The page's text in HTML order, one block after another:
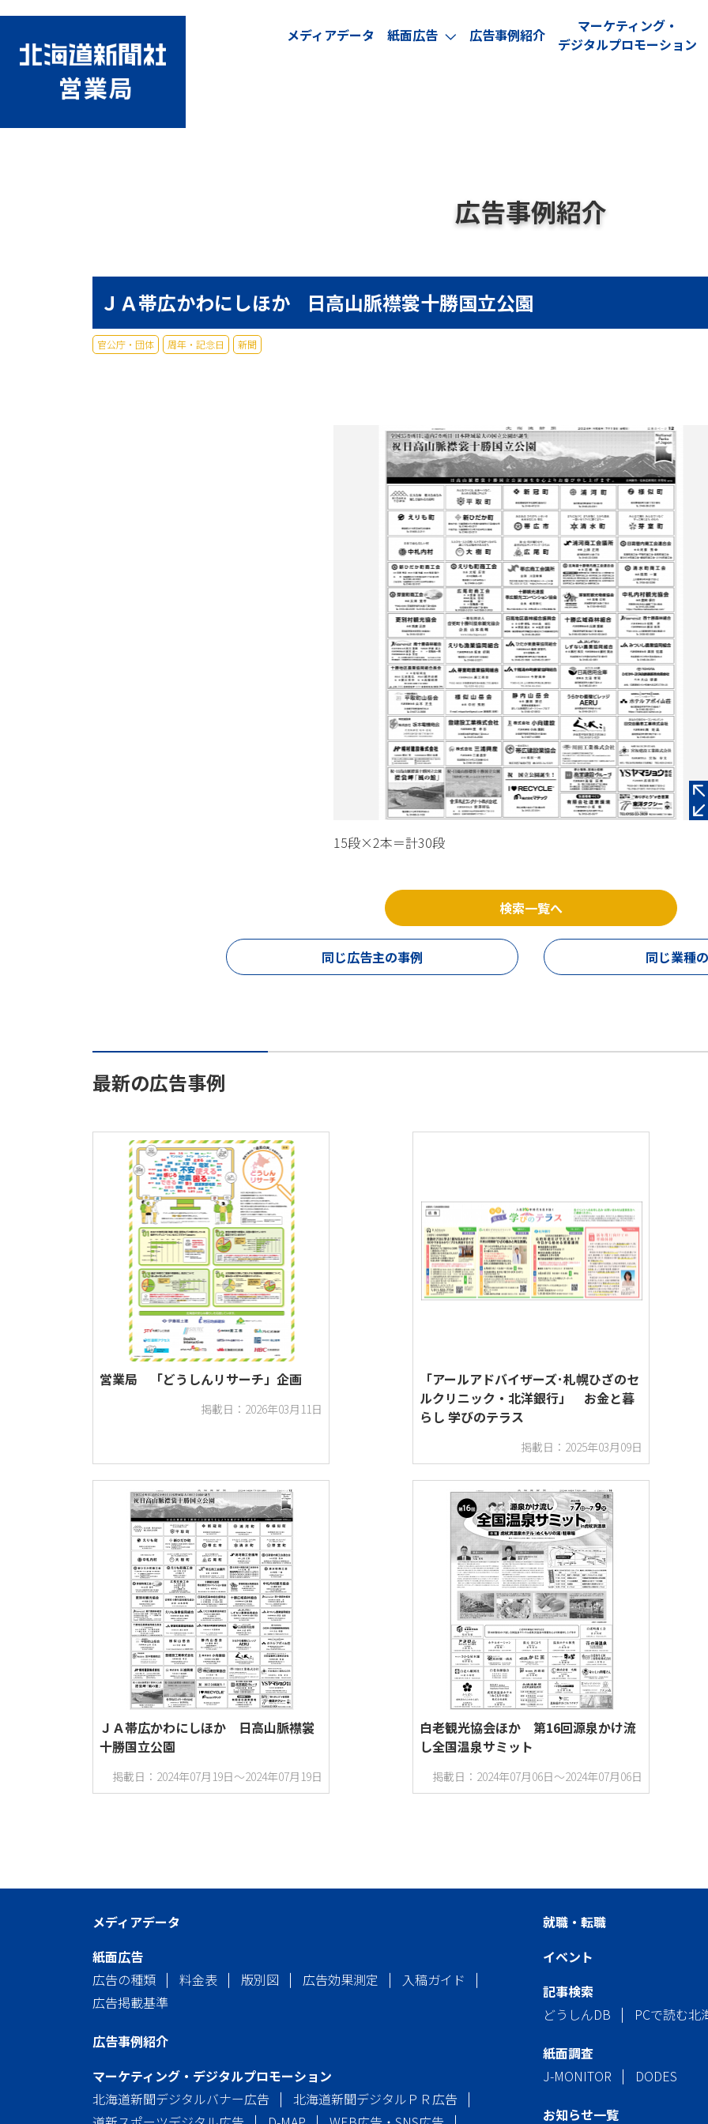
メディアデータ 紙面広告 arrow_forward_ios 広告事例紹介
マーケティング・
デジタルプロモーション
広告事例紹介
ＪＡ帯広かわにしほか 日高山脈襟裳十勝国立公園
官公庁・団体 周年・記念日 新聞
15段×2本＝計30段
検索一覧へ
同じ広告主の事例 同じ業種
最新の広告事例
住宅・建材・建設・不動産
サービス・娯楽
運輸・観光
周年・記念日
季節もの
マーケティング・調査
新聞 ウェブ
営業局 「どうしんリサーチ」企画
掲載日：2026年03月11日
「アールアドバイザーズ･札幌ひざのセ
ルクリニック・北洋銀行」 お金と暮
らし 学びのテラス
掲載日：2025年03月09日
官公庁・団体 周年・記念日
ＪＡ帯広かわにしほか 日高山脈襟裳
十勝国立公園
掲載日：2024年07月19日～2024年07月19日
サービス・娯楽 季節もの 新聞
白老観光協会ほか 第16回源泉かけ流
し全国温泉サミット
掲載日：2024年07月06日～2024年07月06日
メディアデータ
紙面広告
広告の種類
料金表 版別図 広告効果測定
入稿ガイド
広告掲載基準
広告事例紹介
マーケティング・デジタルプロモーション
北海道新聞デジタルバナー広告
北海道新聞デジタルＰＲ広告
就職・転職
イベント
記事検索
どうしんDB
PCで読む北
紙面調査
J-MONITOR
DODES
お知らせ一覧